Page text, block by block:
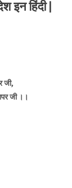
इन हिंदी |
जी,
जी ।।